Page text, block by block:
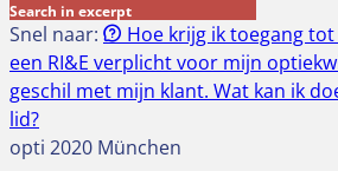
Search in excerpt
Snel naar: Hoe krijg ik toegang
een RI&E verplicht voor mijn
geschil met mijn klant. Wat kan ik
lid?
opti 2020 München